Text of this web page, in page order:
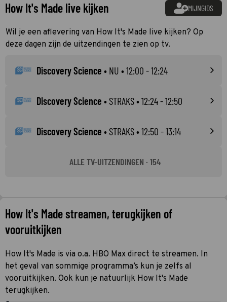
How It's Made live kijken MIJNGIDS
Wil je een aflevering van How It's Made live kijken? Op
deze dagen zijn de uitzendingen te zien op tv.
Discovery Science • NU • 12:00 - 12:24
Discovery Science • STRAKS• 12:24 - 12:50
Discovery Science • STRAKS• 12:50 - 13:14
ALLE TV-UITZENDINGEN · 154
How It's Made streamen, terugkijken of
vooruitkijken
How It's Made is via o.a. HBO Max direct te streamen. In
het geval van sommige programma’s kun je zelfs al
vooruitkijken. Ook kun je natuurlijk How It's Made
terugkijken.